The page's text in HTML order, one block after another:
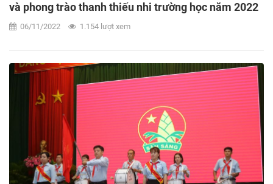
và phong trào thanh thiếu nhi trường học năm 2022
06/11/2022 1.154 lượt xem